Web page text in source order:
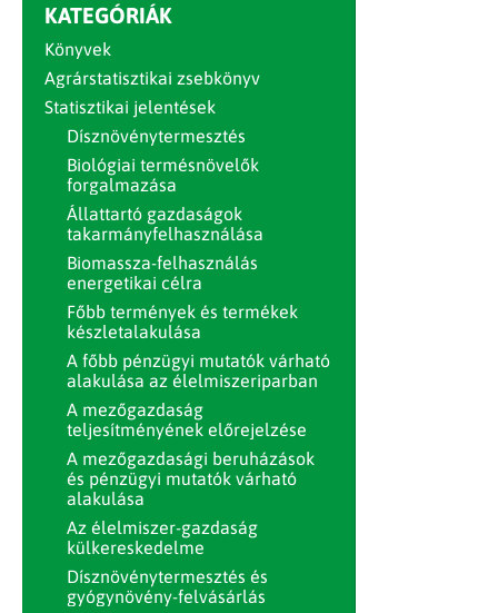
KATEGÓRIÁK
Könyvek
Agrárstatisztikai zsebkönyv
Statisztikai jelentések
Dísznövénytermesztés
Biológiai termésnövelők
forgalmazása
Állattartó gazdaságok
takarmányfelhasználása
Biomassza-felhasználás
energetikai célra
Főbb termények és termékek
készletalakulása
A főbb pénzügyi mutatók várható
alakulása az élelmiszeriparban
A mezőgazdaság
teljesítményének előrejelzése
A mezőgazdasági beruházások
és pénzügyi mutatók várható
alakulása
Az élelmiszer-gazdaság
külkereskedelme
Dísznövénytermesztés és
gyógynövény-felvásárlás